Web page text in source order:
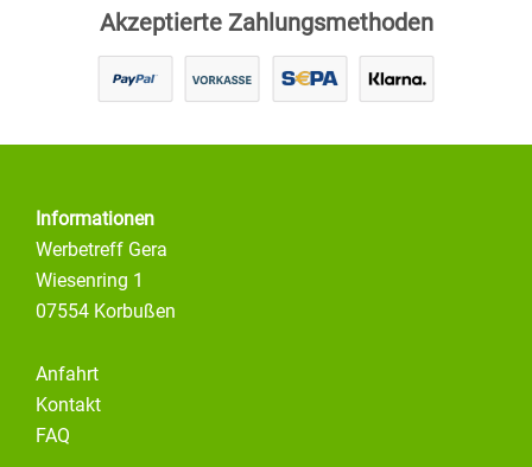
Akzeptierte Zahlungsmethoden
Informationen
Werbetreff Gera
Wiesenring 1
07554 Korbußen
Anfahrt
Kontakt
FAQ